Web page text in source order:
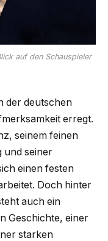
auf den Schauspieler
der deutschen
erregt.
seinem feinen
und seiner
einen festen
Doch hinter
auch ein
Geschichte, einer
starken